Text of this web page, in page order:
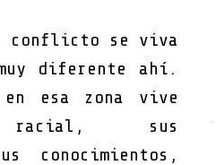
conflicto se viva
diferente ahí.
en esa zona vive
racial, sus
conocimientos,